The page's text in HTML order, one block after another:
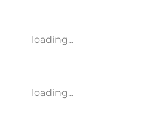
loading...
loading...